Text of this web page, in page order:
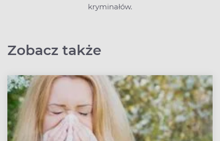
kryminałów.
Zobacz także